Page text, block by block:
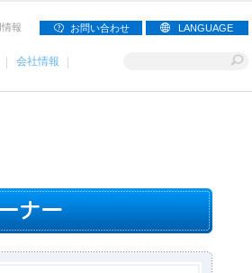
報 お問い合わせ LANGUAGE
会社情報